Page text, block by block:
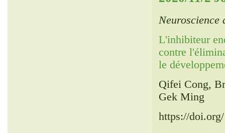
L'inhibiteur
contre
le
Qifei Cong,
Gek Ming
https://